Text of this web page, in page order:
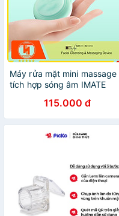
Máy rửa mặt mini massage
tích hợp sóng âm IMATE
115.000 đ